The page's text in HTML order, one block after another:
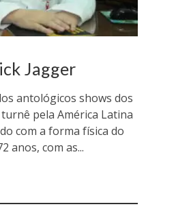
Jagger
antológicos shows dos
pela América Latina
com a forma física do
anos, com as...